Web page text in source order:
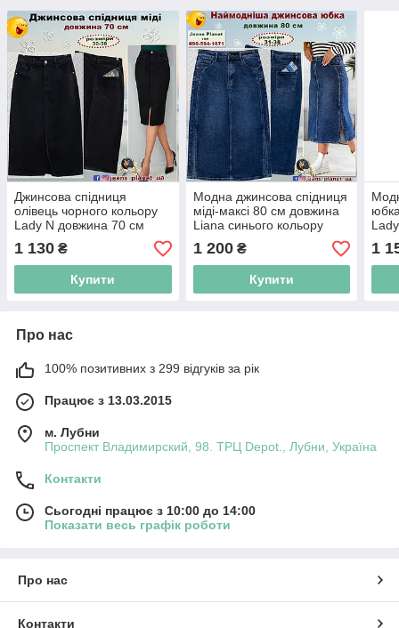
Джинсова спідниця
олівець чорного кольору
Lady N довжина 70 см
1 130 ₴
Купити
Модна джинсова спідниця
міді-максі 80 см довжина
Liana синього кольору
1 200₴
Купити
1
Про нас
100% позитивних з 299 відгуків за рік
Працює з 13.03.2015
м. Лубни
Проспект Владимирский, 98. ТРЦ Depot., Лубни, Україна
Контакти
Сьогодні працює з 10:00 до 14:00
Показати весь графік роботи
Про нас
Контакти